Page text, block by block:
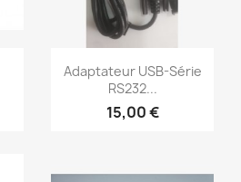
Aperçu rapide
Adaptateur USB-Série
RS232...
15,00 €